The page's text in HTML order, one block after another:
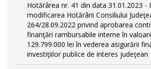
Hotărârea nr. 41 din data 31.01.2023 -
modificarea Hotărârii Consiliului
264/28.09.2022 privind aprobarea
finanţări rambursabile interne în
129.799.000 lei în vederea asigurării
investiţiilor publice de interes judeţean